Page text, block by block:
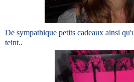
De sympathique petits cadeaux ainsi
teint..